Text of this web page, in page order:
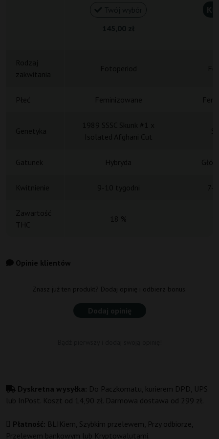
Płeć Feminizowane
Gatunek Hybryda
Zawartość
THC
18 %
Opinie klientów
Znasz już ten produkt? Dodaj opinię i odbierz bonus.
Dodaj opinię
Dyskretna wysyłka: Do Paczkomatu, kurierem DPD, UPS
lub InPost. Koszt od 14,90 zł. Darmowa dostawa od 299 zł.
Płatność: BLIKiem, Szybkim przelewem, Przy odbiorze,
Przelewem bankowym lub Kryptowalutami.